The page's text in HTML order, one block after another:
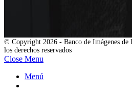
© Copyright 2026 - Banco de Imágenes de
los derechos reservados
Close Menu
Menú